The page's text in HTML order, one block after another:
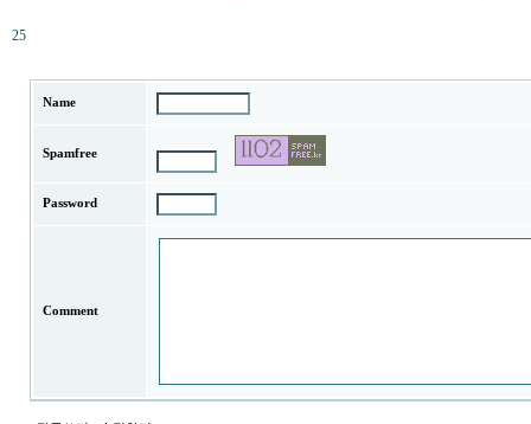
25
Name
Spamfree
Password
Comment